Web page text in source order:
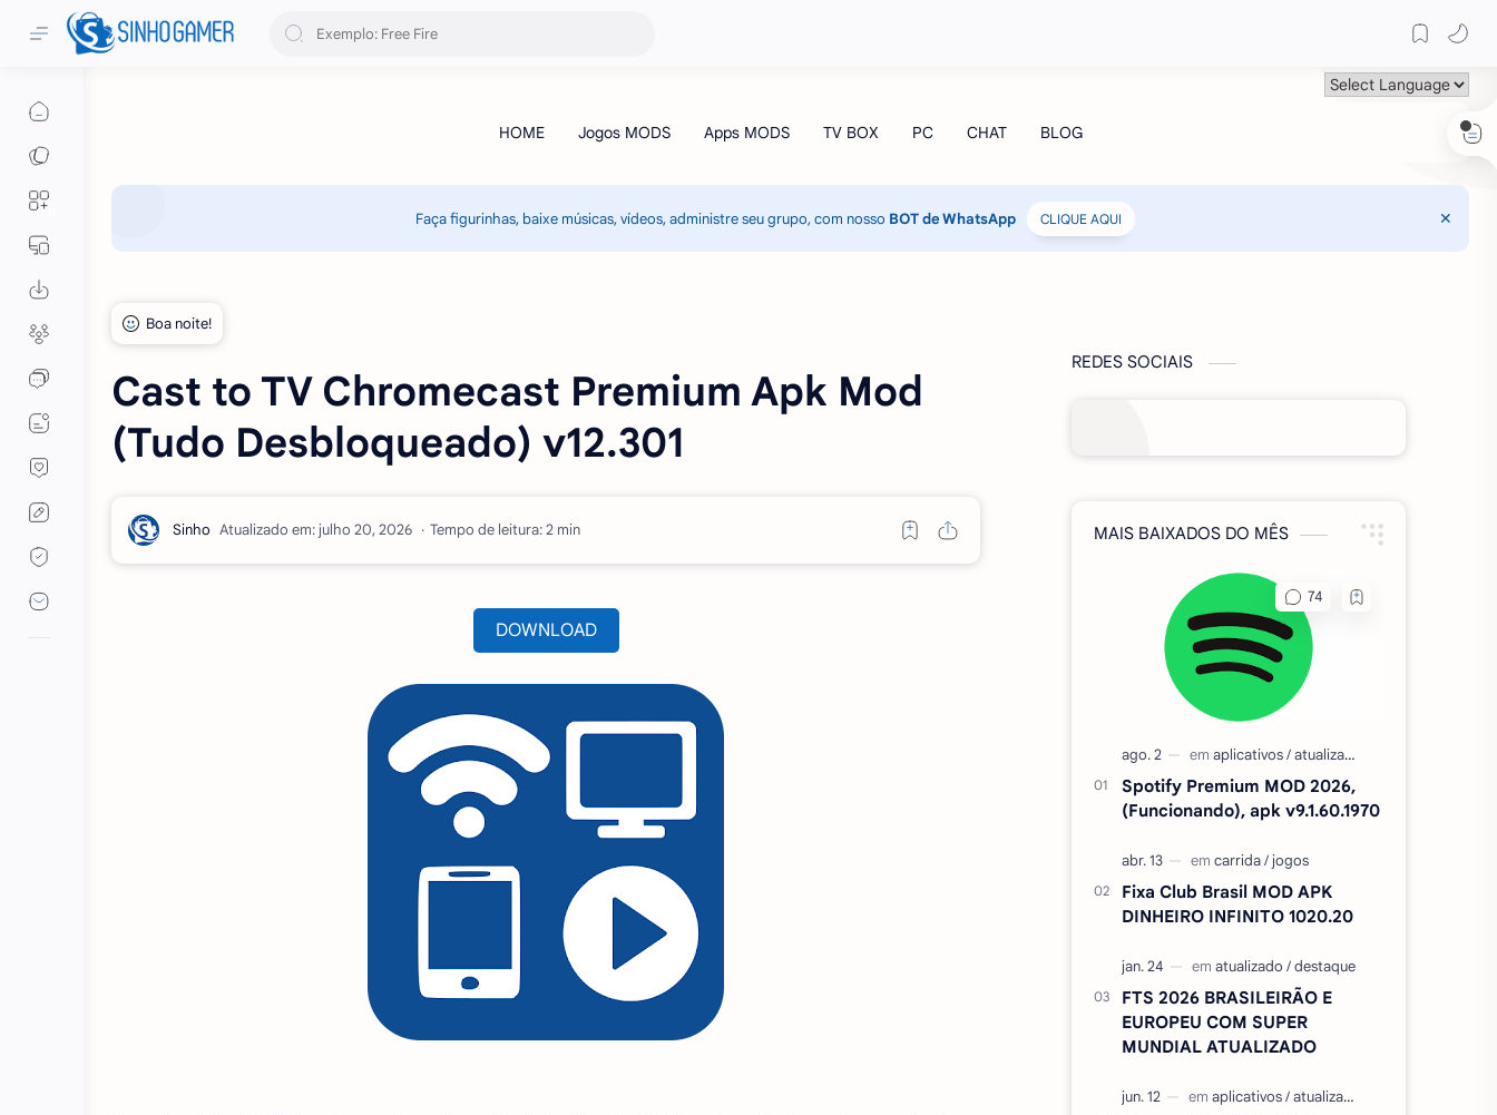
Faça figurinhas, baixe músicas, vídeos, administre seu grupo, com nosso BOT de WhatsApp CLIQUE AQUI
Cast to TV Chromecast Premium Apk Mod
(Tudo Desbloqueado) v12.301
Atualizado em: Tempo de leitura: 2 min
DOWNLOAD
REDES SOCIAIS
MAIS BAIXADOS DO MÊS
Spotify Premium MOD 2026,
(Funcionando), apk v9.1.60.1970
Fixa Club Brasil MOD APK
DINHEIRO INFINITO 1020.20
FTS 2026 BRASILEIRÃO E
EUROPEU COM SUPER
MUNDIAL ATUALIZADO